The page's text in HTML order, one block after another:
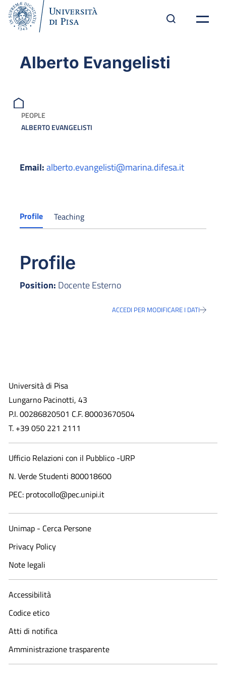
Alberto Evangelisti
PEOPLE
ALBERTO EVANGELISTI
Email:alberto.evangelisti@marina.difesa.it
Profile Teaching
Profile
Position: Docente Esterno
ACCEDI PER MODIFICARE I DATI
Università di Pisa
Lungarno Pacinotti, 43
P.I. 00286820501 C.F. 80003670504
T. +39 050 221 2111
Ufficio Relazioni con il Pubblico -URP
N. Verde Studenti 800018600​
PEC: protocollo@pec.unipi.it
Unimap - Cerca Persone
Privacy Policy
Note legali
Accessibilità
Codice etico
Atti di notifica
Amministrazione trasparente